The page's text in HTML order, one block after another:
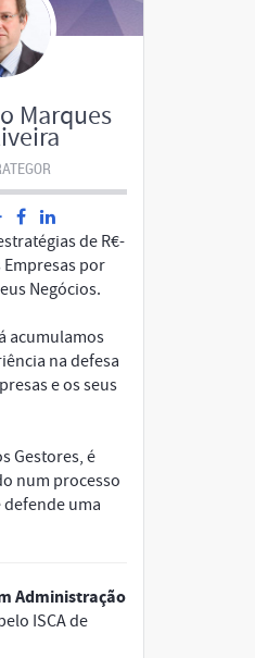
Marques
de R€-
por
Negócios.
acumulamos
na defesa
e os seus
Gestores, é
num processo
defende uma
Administração
ISCA de